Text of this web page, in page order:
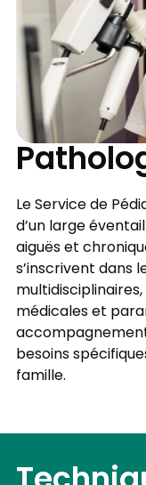
Le Service de
d’un large
aiguës et
s’inscrivent dans
médicales et
besoins
famille.